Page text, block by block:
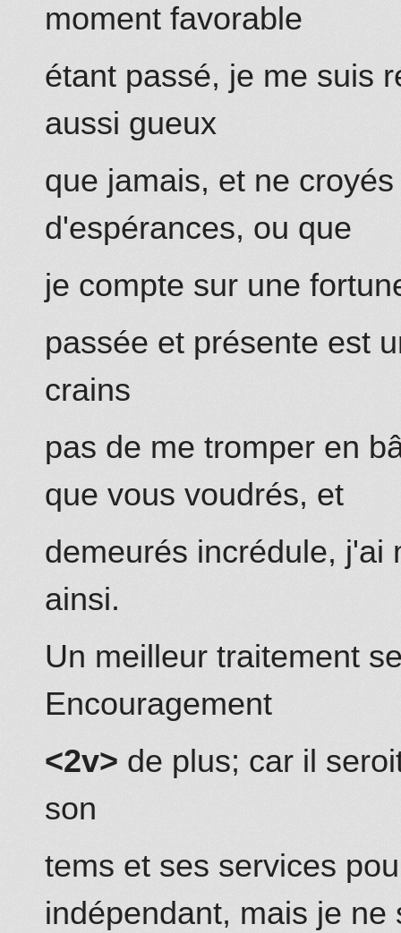
moment favorable
étant passé, je me suis
aussi gueux
que jamais, et ne
d'espérances, ou que
je compte sur une
passée et présente est
crains
pas de me tromper en
que vous voudrés, et
demeurés incrédule, j'ai
ainsi.
Un meilleur traitement
Encouragement
<2v> de plus; car il
son
tems et ses services
indépendant, mais je ne